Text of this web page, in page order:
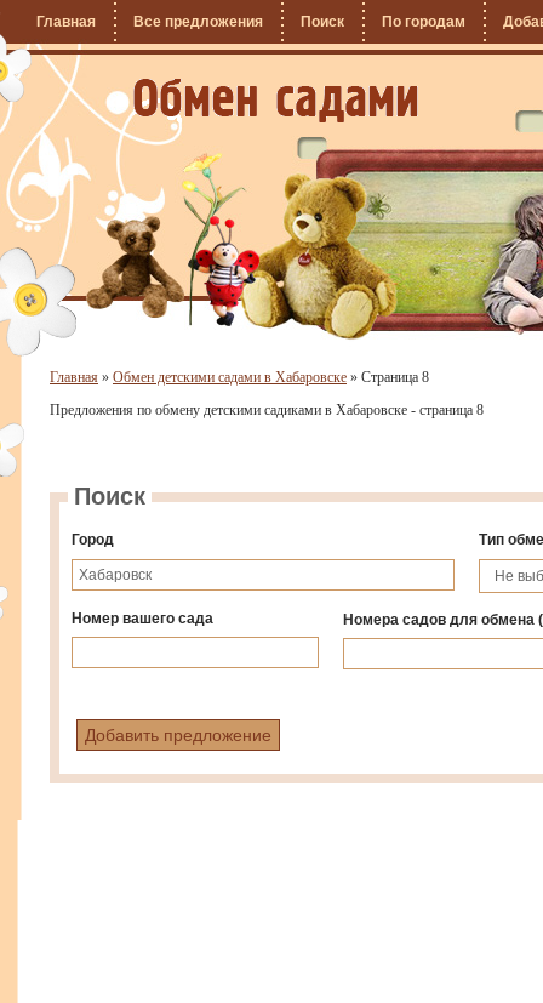
Главная Все предложения Поиск По городам
Главная » Обмен детскими садами в Хабаровске » Страница 8
Предложения по обмену детскими садиками в Хабаровске - страница 8
Поиск
Город Тип
Номер вашего сада Номера садов для обмена(
Добавить предложение